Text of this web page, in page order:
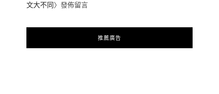
文大不同〉發佈留言
推薦廣告